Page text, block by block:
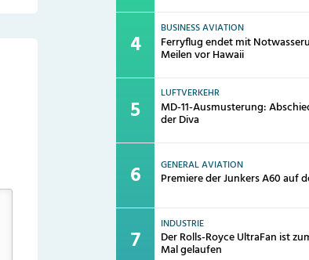
BUSINESS AVIATION
Ferryflug endet mit
Meilen vor Hawaii
LUFTVERKEHR
MD-11-Ausmusterung:
der Diva
GENERAL AVIATION
Premiere der Junkers A60 auf
INDUSTRIE
Der Rolls-Royce UltraFan ist
Mal gelaufen